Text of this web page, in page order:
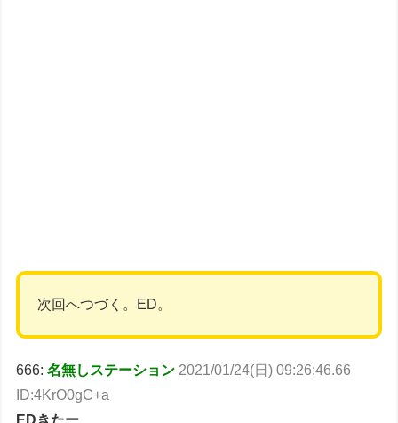
次回へつづく。ED。
666:名無しステーション 2021/01/24(日) 09:26:46.66
ID:4KrO0gC+a
EDきたー